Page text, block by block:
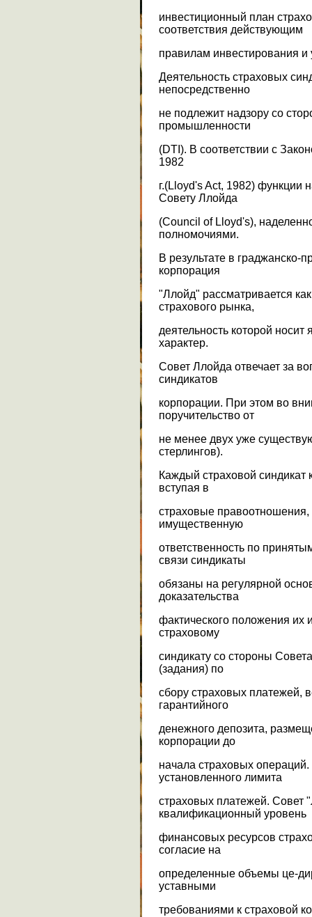
инвестиционный план
соответствия действующим
правилам инвестирования
Деятельность страховых
непосредственно
не подлежит надзору со
промышленности
(DTI). В соответствии с
1982
г.(Lloyd's Act, 1982) функции
Совету Ллойда
(Council of Lloyd's),
полномочиями.
В результате в граджанско-
корпорация
"Ллойд" рассматривается
страхового рынка,
деятельность которой
характер.
Совет Ллойда отвечает за
синдикатов
корпорации. При этом во
поручительство от
не менее двух уже
стерлингов).
Каждый страховой синдикат
вступая в
страховые правоотношения,
имущественную
ответственность по
связи синдикаты
обязаны на регулярной
доказательства
фактического положения их
страховому
синдикату со стороны
(задания) по
сбору страховых платежей,
гарантийного
денежного депозита,
корпорации до
начала страховых
установленного лимита
страховых платежей. Совет
квалификационный уровень
финансовых ресурсов
согласие на
определенные объемы це-
уставными
требованиями к страховой